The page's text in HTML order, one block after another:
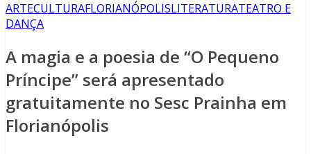
ARTECULTURAFLORIANÓPOLISLITERATURATEATRO E
DANÇA
A magia e a poesia de “O Pequeno
Príncipe” será apresentado
gratuitamente no Sesc Prainha em
Florianópolis